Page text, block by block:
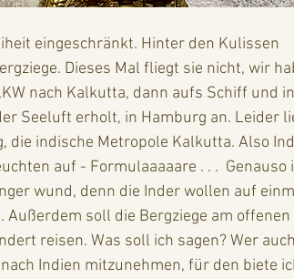
Dieses Mal fliegt sie nicht, wir
nach Kalkutta, dann aufs Schiff und
Seeluft erholt, in Hamburg an. Leider
die indische Metropole Kalkutta. Also
auf - Formulaaaaare . . .  Genauso
wund, denn die Inder wollen auf
soll die Bergziege am offenen
reisen. Was soll ich sagen? Wer auch
Indien mitzunehmen, für den biete